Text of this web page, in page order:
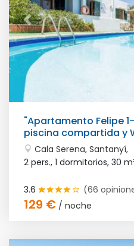
"Apartamento Felipe
piscina compartida y
incluidas)
Cala Serena, Santanyí,
2 pers., 1 dormitorios, 30
3.6 (66
129 € / noche